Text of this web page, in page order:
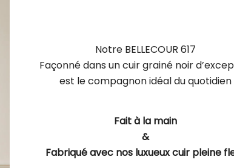
Notre BELLECOUR 617
Façonné dans un cuir grainé noir
est le compagnon idéal du quotidien
Fait à la main
&
Fabriqué avec nos luxueux cuir pleine